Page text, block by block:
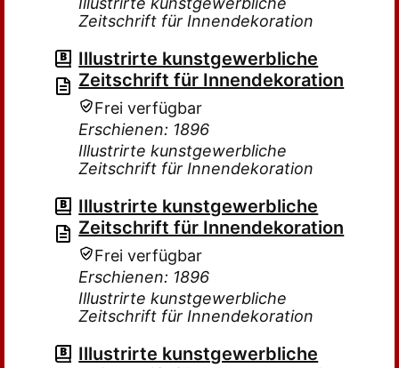
Zeitschrift für Innendekoration
Illustrirte kunstgewerbliche
Zeitschrift für Innendekoration
Frei verfügbar
Erschienen: 1896
Illustrirte kunstgewerbliche
Zeitschrift für Innendekoration
Illustrirte kunstgewerbliche
Zeitschrift für Innendekoration
Frei verfügbar
Erschienen: 1896
Illustrirte kunstgewerbliche
Zeitschrift für Innendekoration
Illustrirte kunstgewerbliche